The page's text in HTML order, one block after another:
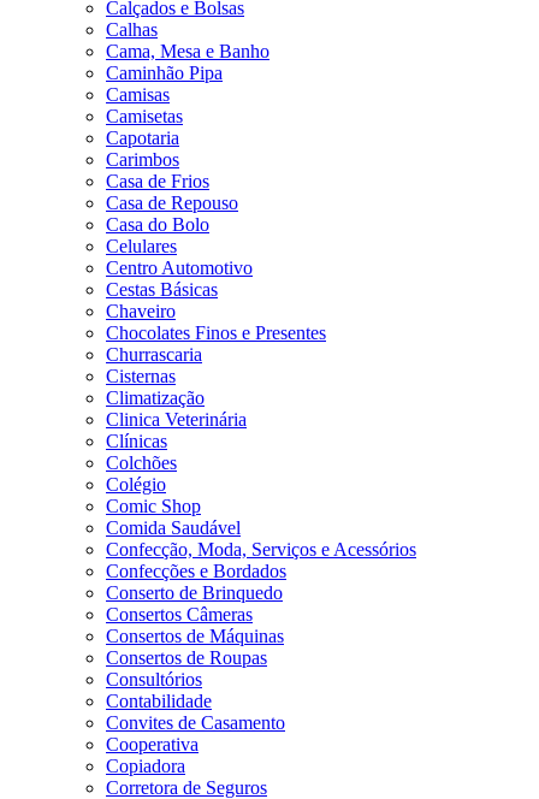
Calçados e Bolsas
Calhas
Cama, Mesa e Banho
Caminhão Pipa
Camisas
Camisetas
Capotaria
Carimbos
Casa de Frios
Casa de Repouso
Casa do Bolo
Celulares
Centro Automotivo
Cestas Básicas
Chaveiro
Chocolates Finos e Presentes
Churrascaria
Cisternas
Climatização
Clinica Veterinária
Clínicas
Colchões
Colégio
Comic Shop
Comida Saudável
Confecção, Moda, Serviços e Acessórios
Confecções e Bordados
Conserto de Brinquedo
Consertos Câmeras
Consertos de Máquinas
Consertos de Roupas
Consultórios
Contabilidade
Convites de Casamento
Cooperativa
Copiadora
Corretora de Seguros